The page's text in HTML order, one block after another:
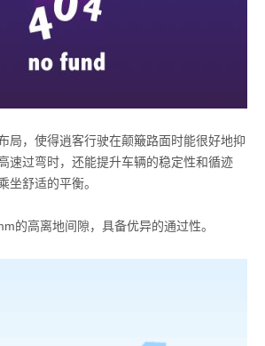
局，使得逍客行驶在颠簸路面时能很好地抑
速过弯时，还能提升车辆的稳定性和循迹
坐舒适的平衡。
的高离地间隙，具备优异的通过性。